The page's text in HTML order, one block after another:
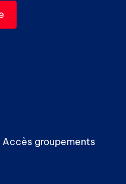
Accès groupements